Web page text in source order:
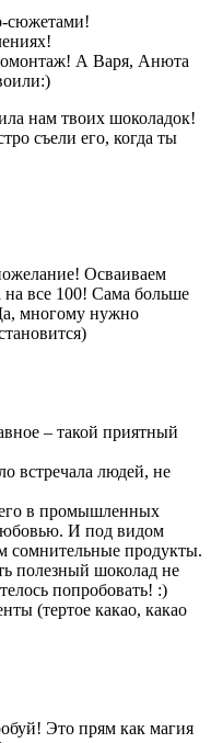
сюжетами!
А Варя, Анюта
нам твоих шоколадок!
съели его, когда ты
Осваиваем
все 100! Сама больше
многому нужно
– такой приятный
встречала людей, не
в промышленных
И под видом
сомнительные продукты.
полезный шоколад не
попробовать! :)
(тертое какао, какао
Это прям как магия